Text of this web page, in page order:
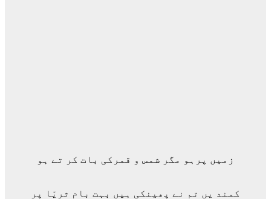
زمیں پرہو مگر شمس و قمرکی بات کر تے ہو
کمند یں تم نے پھینکی ہیں بہت بام ثریّا پر